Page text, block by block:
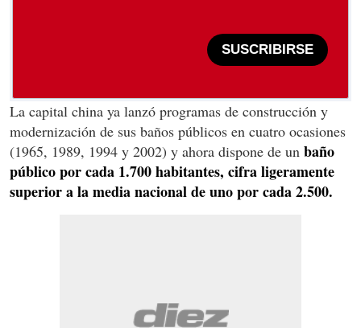
SUSCRIBIRSE
La capital china ya lanzó programas de construcción y
modernización de sus baños públicos en cuatro ocasiones
(1965, 1989, 1994 y 2002) y ahora dispone de un baño
público por cada 1.700 habitantes, cifra ligeramente
superior a la media nacional de uno por cada 2.500.